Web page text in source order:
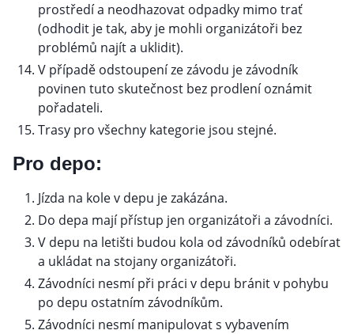
prostředí a neodhazovat odpadky mimo trať
(odhodit je tak, aby je mohli organizátoři bez
problémů najít a uklidit).
V případě odstoupení ze závodu je závodník
povinen tuto skutečnost bez prodlení oznámit
pořadateli.
Trasy pro všechny kategorie jsou stejné.
Pro depo:
Jízda na kole v depu je zakázána.
Do depa mají přístup jen organizátoři a závodníci.
V depu na letišti budou kola od závodníků odebírat
a ukládat na stojany organizátoři.
Závodníci nesmí při práci v depu bránit v pohybu
po depu ostatním závodníkům.
Závodníci nesmí manipulovat s vybavením